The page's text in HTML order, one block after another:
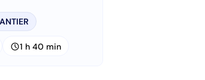
schedule1 h 40 min